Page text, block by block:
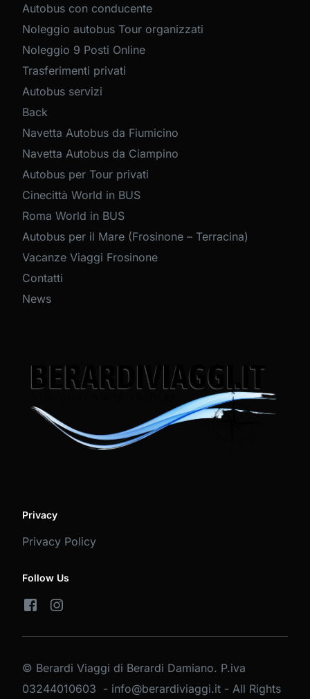
Autobus con conducente
Noleggio autobus Tour organizzati
Noleggio 9 Posti Online
Trasferimenti privati
Autobus servizi
Back
Navetta Autobus da Fiumicino
Navetta Autobus da Ciampino
Autobus per Tour privati
Cinecittà World in BUS
Roma World in BUS
Autobus per il Mare (Frosinone – Terracina)
Vacanze Viaggi Frosinone
Contatti
News
Privacy
Privacy Policy
Follow Us
© Berardi Viaggi di Berardi Damiano. P.iva
03244010603 - info@berardiviaggi.it - All Rights